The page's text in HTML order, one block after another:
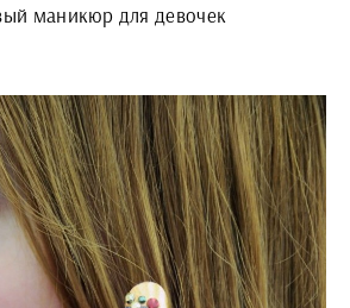
маникюр для девочек